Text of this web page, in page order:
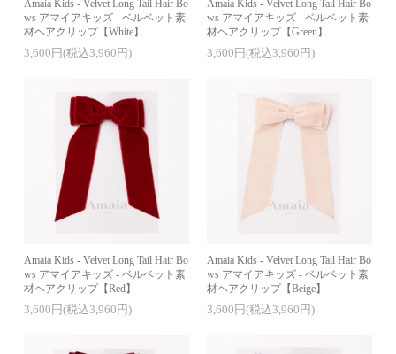
Amaia Kids - Velvet Long Tail Hair Bo
ws アマイアキッズ - ベルベット素
材ヘアクリップ【White】
3,600円(税込3,960円)
Amaia Kids - Velvet Long Tail Hair Bo
ws アマイアキッズ - ベルベット素
材ヘアクリップ【Green】
3,600円(税込3,960円)
Amaia Kids - Velvet Long Tail Hair Bo
ws アマイアキッズ - ベルベット素
材ヘアクリップ【Red】
3,600円(税込3,960円)
Amaia Kids - Velvet Long Tail Hair Bo
ws アマイアキッズ - ベルベット素
材ヘアクリップ【Beige】
3,600円(税込3,960円)